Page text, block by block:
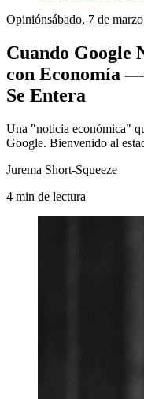
Opiniónsábado, 7 de
Cuando Google
con Economía
Se Entera
Una "noticia económica"
Google. Bienvenido al
Jurema Short-Squeeze
4 min de lectura